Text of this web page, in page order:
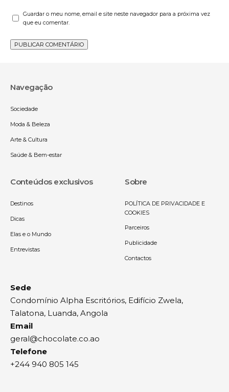
Guardar o meu nome, email e site neste navegador para a próxima vez
que eu comentar.
Navegação
Sociedade
Moda & Beleza
Arte & Cultura
Saúde & Bem-estar
Conteúdos exclusivos
Destinos
Dicas
Elas e o Mundo
Entrevistas
Sobre
POLÍTICA DE PRIVACIDADE E
COOKIES
Parceiros
Publicidade
Contactos
Sede
Condomínio Alpha Escritórios, Edifício Zwela,
Talatona, Luanda, Angola
Email
geral@chocolate.co.ao
Telefone
+244 940 805 145